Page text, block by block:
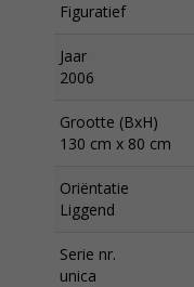
Figuratief
Jaar
2006
Grootte (BxH)
130 cm x 80 cm
Oriëntatie
Liggend
Serie nr.
unica